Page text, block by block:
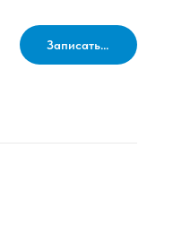
Записаться